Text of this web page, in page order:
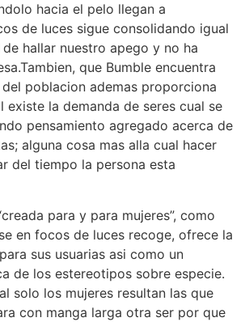
hacia el pelo llegan a
de luces sigue consolidando igual
hallar nuestro apego y no ha
que Bumble encuentra
poblacion ademas proporciona
existe la demanda de seres cual se
pensamiento agregado acerca de
alguna cosa mas alla cual hacer
del tiempo la persona esta
para y para mujeres”, como
en focos de luces recoge, ofrece la
sus usuarias asi­ como un
de los estereotipos sobre especie.
solo los mujeres resultan las que
con manga larga otra ser por que